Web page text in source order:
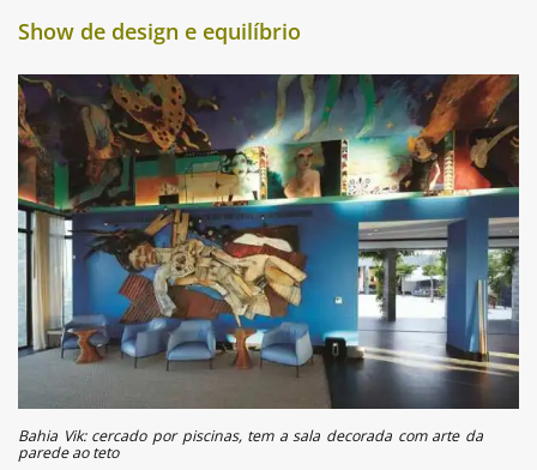
Show de design e equilíbrio
Bahia Vik: cercado por piscinas, tem a sala decorada com arte da
parede ao teto